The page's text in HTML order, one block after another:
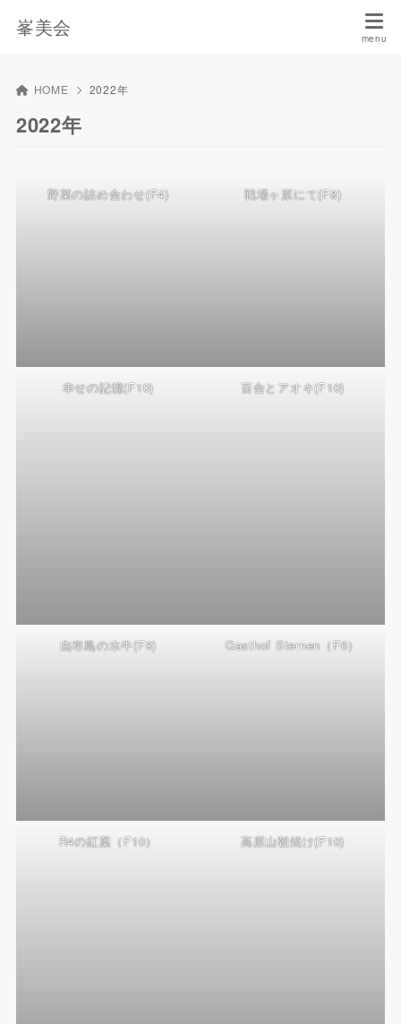
峯美会
HOME 2022年
2022年
野菜の詰め合わせ(F4) 戦場ヶ原にて(F8)
幸せの記憶(F10) 百合とアオキ(F10)
由布島の水牛(F8) Gasthof Sternen（F6）
R4の紅葉（F10） 高原山朝焼け(F10)